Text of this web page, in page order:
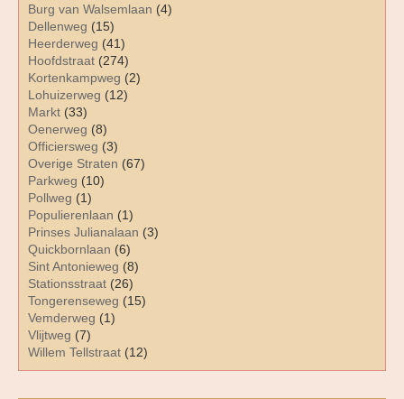
Burg van Walsemlaan (4)
Dellenweg (15)
Heerderweg (41)
Hoofdstraat (274)
Kortenkampweg (2)
Lohuizerweg (12)
Markt (33)
Oenerweg (8)
Officiersweg (3)
Overige Straten (67)
Parkweg (10)
Pollweg (1)
Populierenlaan (1)
Prinses Julianalaan (3)
Quickbornlaan (6)
Sint Antonieweg (8)
Stationsstraat (26)
Tongerenseweg (15)
Vemderweg (1)
Vlijtweg (7)
Willem Tellstraat (12)